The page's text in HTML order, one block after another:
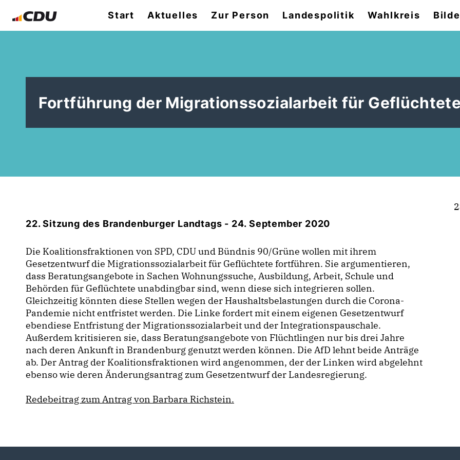
Start Aktuelles Zur Person Landespolitik Wahlkreis
Fortführung der Migrationssozialarbeit für Geflüchtete
22. Sitzung des Brandenburger Landtags - 24. September 2020
Die Koalitionsfraktionen von SPD, CDU und Bündnis 90/Grüne wollen mit ihrem
Gesetzentwurf die Migrationssozialarbeit für Geflüchtete fortführen. Sie argumentieren,
dass Beratungsangebote in Sachen Wohnungssuche, Ausbildung, Arbeit, Schule und
Behörden für Geflüchtete unabdingbar sind, wenn diese sich integrieren sollen.
Gleichzeitig könnten diese Stellen wegen der Haushaltsbelastungen durch die Corona-
Pandemie nicht entfristet werden. Die Linke fordert mit einem eigenen Gesetzentwurf
ebendiese Entfristung der Migrationssozialarbeit und der Integrationspauschale.
Außerdem kritisieren sie, dass Beratungsangebote von Flüchtlingen nur bis drei Jahre
nach deren Ankunft in Brandenburg genutzt werden können. Die AfD lehnt beide Anträge
ab. Der Antrag der Koalitionsfraktionen wird angenommen, der der Linken wird abgelehnt
ebenso wie deren Änderungsantrag zum Gesetzentwurf der Landesregierung.
Redebeitrag zum Antrag von Barbara Richstein.